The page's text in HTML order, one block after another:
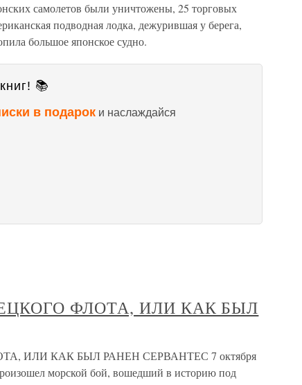
самолетов были уничтожены, 25 торговых
подводная лодка, дежурившая у берега,
большое японское судно.
📚
в подарок и наслаждайся
ФЛОТА, ИЛИ КАК БЫЛ
ИЛИ КАК БЫЛ РАНЕН СЕРВАНТЕС 7 октября
морской бой, вошедший в историю под